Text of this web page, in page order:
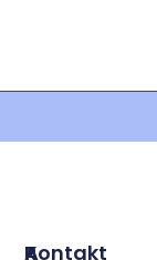
P
A
Kontakt